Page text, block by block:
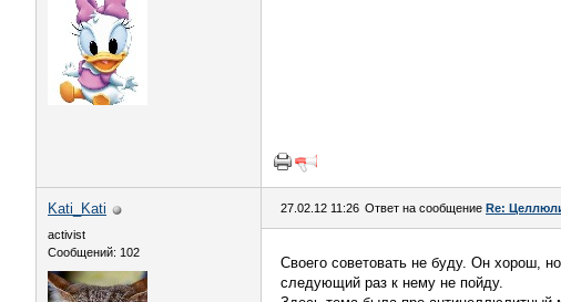
Kati_Kati
activist
Сообщений: 102
27.02.12 11:26 Ответ на сообщение Re:
Своего советовать не буду. Он хорош,
следующий раз к нему не пойду.